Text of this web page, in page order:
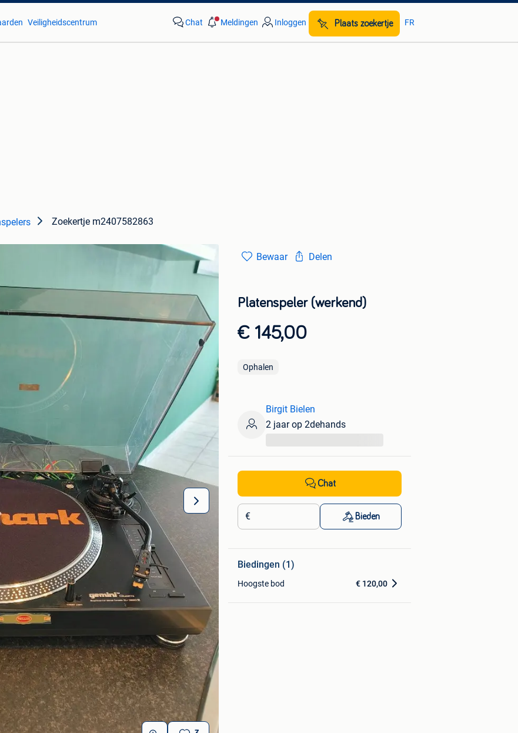
Veiligheidscentrum Chat Meldingen Inloggen Plaats zoekertje FR
Zoekertje m2407582863
Bewaar Delen
Platenspeler (werkend)
€ 145,00
Ophalen
Birgit Bielen
2 jaar op 2dehands
Chat
€ Bieden
Biedingen (1)
Hoogste bod € 120,00